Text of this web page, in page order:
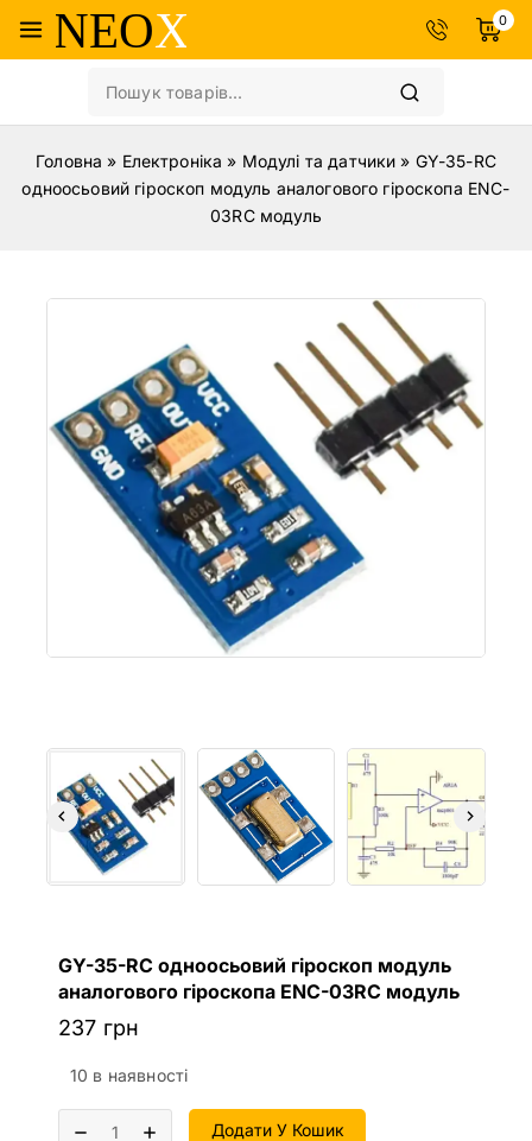
0
Головна » Електроніка » Модулі та датчики » GY-35-RC
одноосьовий гіроскоп модуль аналогового гіроскопа ENC-
03RC модуль
GY-35-RC одноосьовий гіроскоп модуль
аналогового гіроскопа ENC-03RC модуль
237 грн
10 в наявності
Додати У Кошик